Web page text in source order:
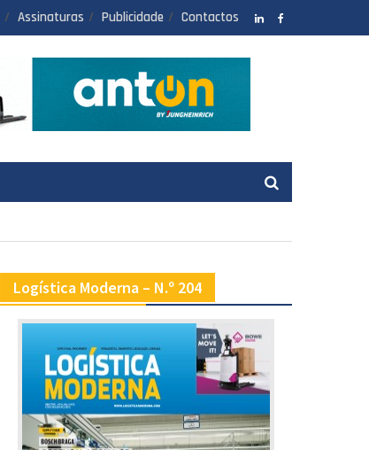
Assinaturas Publicidade Contactos
Logística Moderna – N.º 204